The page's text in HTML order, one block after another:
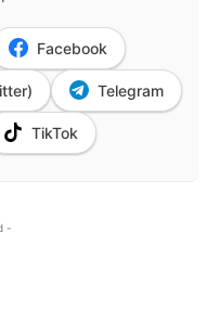
Facebook
Telegram
TikTok
-